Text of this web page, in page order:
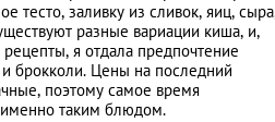
тесто, заливку из сливок, яиц,
разные вариации киша, и,
я отдала предпочтение
брокколи. Цены на последний
поэтому самое время
именно таким блюдом.